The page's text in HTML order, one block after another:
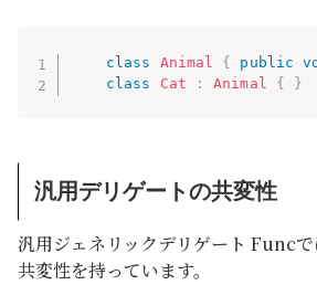
class Animal { public
class
Cat : Animal { }
汎用デリゲートの共変性
汎用ジェネリックデリゲート Func
共変性を持っています。